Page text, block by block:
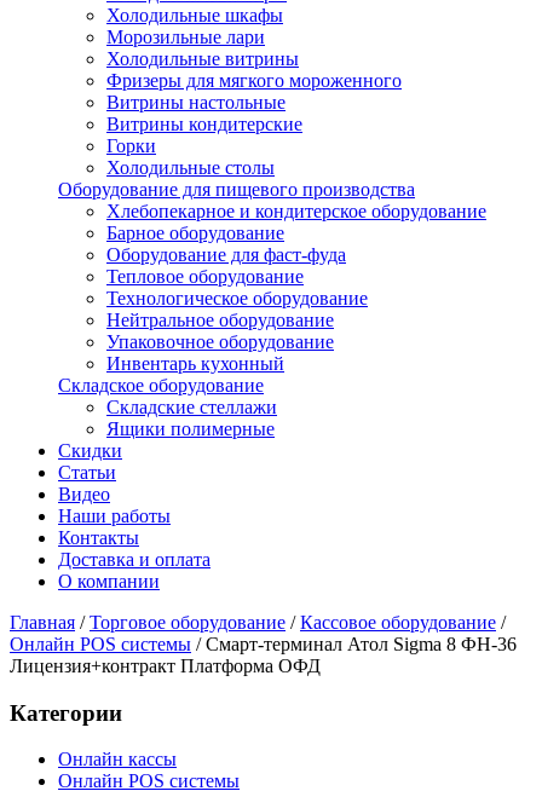
Холодильные шкафы
Морозильные лари
Холодильные витрины
Фризеры для мягкого мороженного
Витрины настольные
Витрины кондитерские
Горки
Холодильные столы
Оборудование для пищевого производства
Хлебопекарное и кондитерское оборудование
Барное оборудование
Оборудование для фаст-фуда
Тепловое оборудование
Технологическое оборудование
Нейтральное оборудование
Упаковочное оборудование
Инвентарь кухонный
Складское оборудование
Складские стеллажи
Ящики полимерные
Скидки
Статьи
Видео
Наши работы
Контакты
Доставка и оплата
О компании
Главная / Торговое оборудование / Кассовое оборудование /
Онлайн POS системы / Смарт-терминал Атол Sigma 8 ФН-36
Лицензия+контракт Платформа ОФД
Категории
Онлайн кассы
Онлайн POS системы